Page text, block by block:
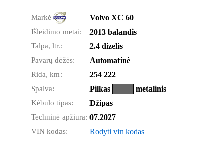
Markė Volvo XC 60
Išleidimo metai: 2013 balandis
Talpa, ltr.: 2.4 dizelis
Pavarų dėžės: Automatinė
Rida, km: 254 222
Spalva: Pilkas metalinis
Kėbulo tipas: Džipas
Techninė apžiūra: 07.2027
VIN kodas: Rodyti vin kodas